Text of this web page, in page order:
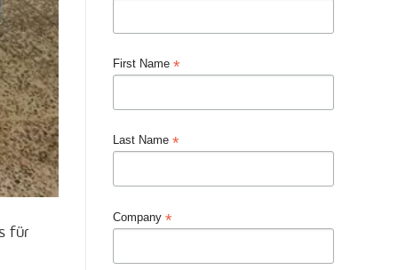
für
First Name *
Last Name *
Company *